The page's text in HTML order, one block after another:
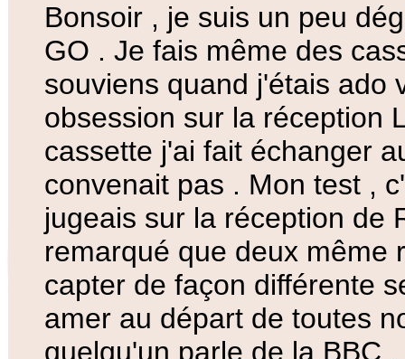
Bonsoir , je suis un peu
GO . Je fais même des
souviens quand j'étais ado
obsession sur la réception
cassette j'ai fait échanger
convenait pas . Mon test ,
jugeais sur la réception de
remarqué que deux même
capter de façon différente
amer au départ de toutes
quelqu'un parle de la BBC